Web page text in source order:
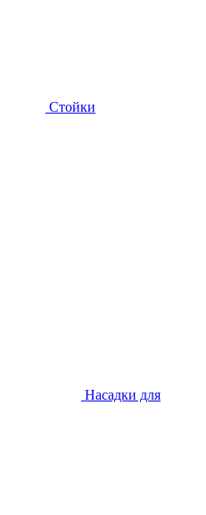
Стойки
Насадки для